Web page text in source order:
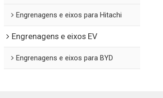
Engrenagens e eixos para Hitachi
Engrenagens e eixos EV
Engrenagens e eixos para BYD